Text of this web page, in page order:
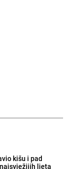
kišu i pad
ljeta